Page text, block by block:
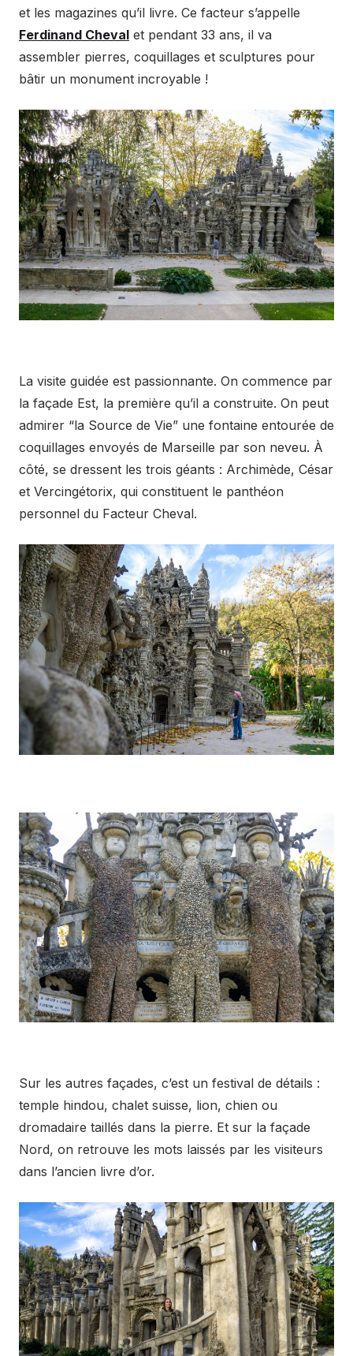
et les magazines qu’il livre. Ce facteur s’appelle
Ferdinand Cheval et pendant 33 ans, il va
assembler pierres, coquillages et sculptures pour
bâtir un monument incroyable !
La visite guidée est passionnante. On commence par
la façade Est, la première qu’il a construite. On peut
admirer “la Source de Vie” une fontaine entourée de
coquillages envoyés de Marseille par son neveu. À
côté, se dressent les trois géants : Archimède, César
et Vercingétorix, qui constituent le panthéon
personnel du Facteur Cheval.
Sur les autres façades, c’est un festival de détails :
temple hindou, chalet suisse, lion, chien ou
dromadaire taillés dans la pierre. Et sur la façade
Nord, on retrouve les mots laissés par les visiteurs
dans l’ancien livre d’or.